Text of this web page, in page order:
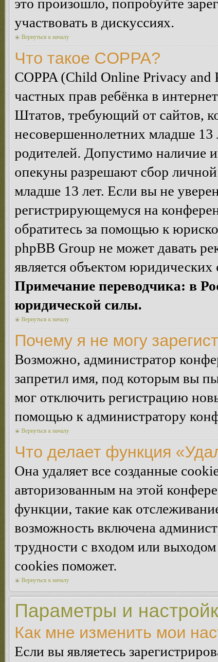
это произошло, попробуйте
участвовать в дискуссиях.
Вернуться к началу
Что такое COPPA?
COPPA (Child Online Privacy
частных прав ребёнка в
Штатов, требующий от сайтов,
несовершеннолетних младше 13
родителей. Допустимо наличие
опекуны разрешают сбор
младше 13 лет. Если вы не
регистрирующемуся на
обратитесь за помощью к
phpBB Group не может давать
является объектом
Примечание переводчика: в
юридической силы.
Вернуться к началу
Почему я не могу
Возможно, администратор
запретил имя, под которым вы
мог отключить регистрацию
помощью к администратору
Вернуться к началу
Что делает функция
Она удаляет все созданные
авторизованным на этой
функции, такие как
возможность включена
трудности с входом или
cookies поможет.
Вернуться к началу
Параметры и
Как мне изменить мои
Если вы являетесь